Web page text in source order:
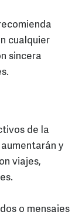
cualquier
sincera
de la
y
viajes,
o mensajes